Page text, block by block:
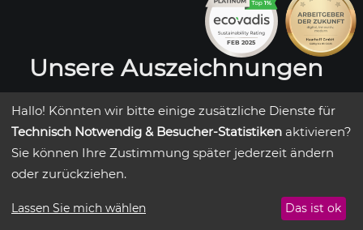
Unsere Auszeichnungen
Hallo! Könnten wir bitte einige zusätzliche Dienste für
Technisch Notwendig & Besucher-Statistiken aktivieren?
Sie können Ihre Zustimmung später jederzeit ändern
oder zurückziehen.
Lassen Sie mich wählen Das ist ok